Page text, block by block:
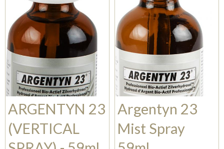
ARGENTYN 23
(VERTICAL
Argentyn 23
Mist Spray